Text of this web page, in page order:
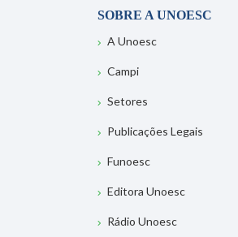
SOBRE A UNOESC
A Unoesc
Campi
Setores
Publicações Legais
Funoesc
Editora Unoesc
Rádio Unoesc